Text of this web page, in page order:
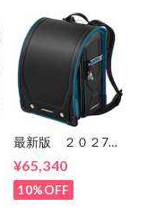
ドセル ６年間保
証 送料無料
最新版 ２０２7
ター SGT25B 男
の子 セイバンのラ
ンドセル ６年間保
¥65,340
10%OFF